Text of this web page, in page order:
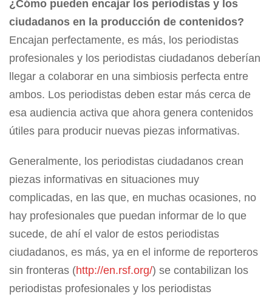
¿Cómo pueden encajar los periodistas y los
ciudadanos en la producción de contenidos?
Encajan perfectamente, es más, los periodistas
profesionales y los periodistas ciudadanos deberían
llegar a colaborar en una simbiosis perfecta entre
ambos. Los periodistas deben estar más cerca de
esa audiencia activa que ahora genera contenidos
útiles para producir nuevas piezas informativas.
Generalmente, los periodistas ciudadanos crean
piezas informativas en situaciones muy
complicadas, en las que, en muchas ocasiones, no
hay profesionales que puedan informar de lo que
sucede, de ahí el valor de estos periodistas
ciudadanos, es más, ya en el informe de reporteros
sin fronteras (http://en.rsf.org/) se contabilizan los
periodistas profesionales y los periodistas